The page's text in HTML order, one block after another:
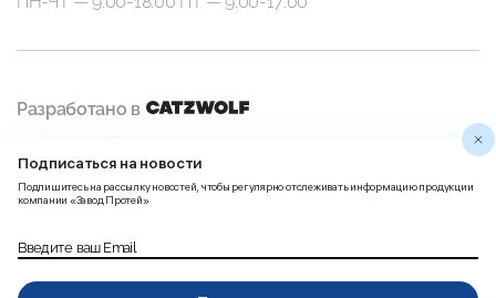
конфиденциальности
Пользовательских данных
Согласие на получение
рассылки рекламно-
Карта сайта
Разработано в
Подписаться на новости
Подпишитесь на рассылку новостей, чтобы регулярно отслеживать информацию продукции
компании «Завод Протей»
Введите ваш Email